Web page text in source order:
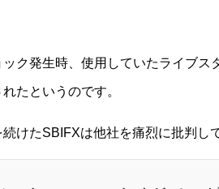
ク発生時、使用していたライブス
たというのです。
けたSBIFXは他社を痛烈に批判し